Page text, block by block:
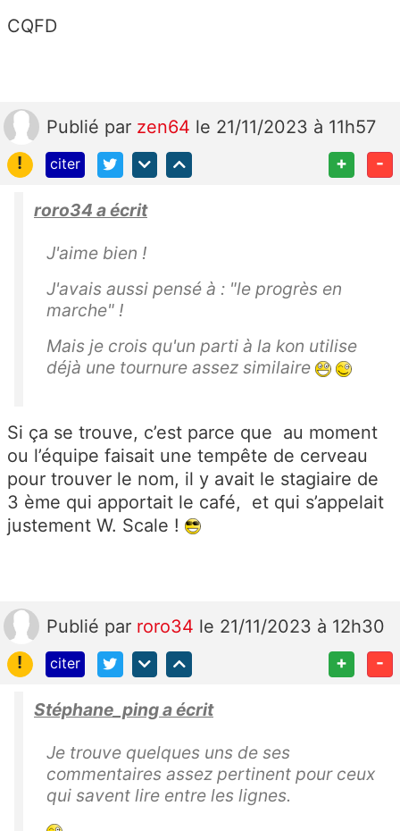
CQFD
Publié par zen64 le 21/11/2023 à 11h57
!
citer + -
roro34 a écrit
J'aime bien !
J'avais aussi pensé à : "le progrès en
marche" !
Mais je crois qu'un parti à la kon utilise
déjà une tournure assez similaire
Si ça se trouve, c’est parce que au moment
ou l’équipe faisait une tempête de cerveau
pour trouver le nom, il y avait le stagiaire de
3 ème qui apportait le café, et qui s’appelait
justement W. Scale !
Publié par roro34 le 21/11/2023 à 12h30
!
citer + -
Stéphane_ping a écrit
Je trouve quelques uns de ses
commentaires assez pertinent pour ceux
qui savent lire entre les lignes.